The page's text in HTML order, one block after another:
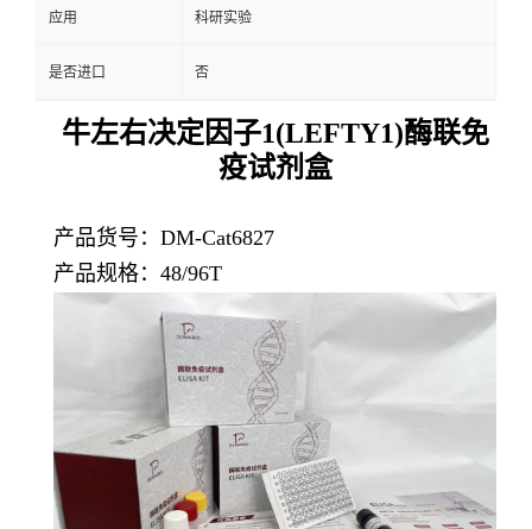
应用 科研实验
是否进口 否
牛左右决定因子1(LEFTY1)酶联免
疫试剂盒
产品货号：DM-Cat6827
产品规格：48/96T